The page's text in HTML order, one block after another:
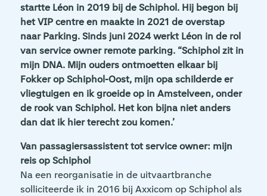
startte Léon in 2019 bij de Schiphol. Hij begon bij
het VIP centre en maakte in 2021 de overstap
naar Parking. Sinds juni 2024 werkt Léon in de rol
van service owner remote parking. “Schiphol zit in
mijn DNA. Mijn ouders ontmoetten elkaar bij
Fokker op Schiphol-Oost, mijn opa schilderde er
vliegtuigen en ik groeide op in Amstelveen, onder
de rook van Schiphol. Het kon bijna niet anders
dan dat ik hier terecht zou komen.’
Van passagiersassistent tot service owner: mijn
reis op Schiphol
Na een reorganisatie in de uitvaartbranche
solliciteerde ik in 2016 bij Axxicom op Schiphol als